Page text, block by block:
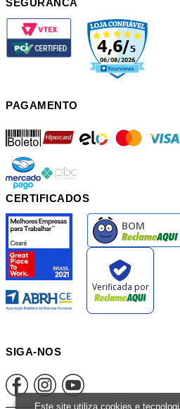
SEGURANCA
PAGAMENTO
boleto mastercard
mercadopago
CERTIFICADOS
SIGA-NOS
Este site utiliza cookies e